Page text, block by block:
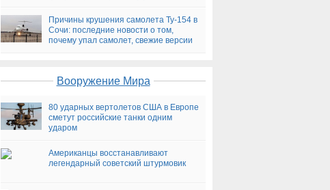
Причины крушения самолета Ту-154 в
Сочи: последние новости о том,
почему упал самолет, свежие версии
Вооружение Мира
80 ударных вертолетов США в Европе
сметут российские танки одним
ударом
Американцы восстанавливают
легендарный советский штурмовик